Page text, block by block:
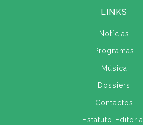
LINKS
Notícias
Programas
Música
Dossiers
Contactos
Estatuto Editorial